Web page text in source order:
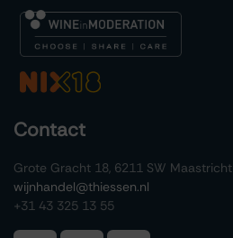
Contact
Grote Gracht 18, 6211 SW Maastricht
wijnhandel@thiessen.nl
+31 43 325 13 55